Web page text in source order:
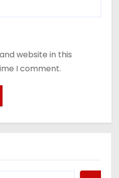
website in this
I comment.